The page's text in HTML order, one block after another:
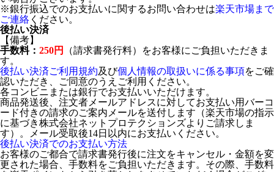
※銀行振込でのお支払いに関するお問い合わせは楽天市場まで
ご連絡 ください。
後払い決済
【備考】
手数料： 250円
（請求書発行料）をお客様にご負担いただきま
す。
後払い決済ご利用規約及び個人情報の取扱いに係る事項をご確
認いただき、ご同意のうえご利用ください。
各コンビニまたは銀行でお支払いいただけます。
商品発送後、注文者メールアドレスに対してお支払い用バーコ
ード付きの請求のご案内メールを送付します（楽天市場の指示
に基づき株式会社ネットプロテクションズよりご請求しま
す）。メール受取後14日以内にお支払いください。
後払い決済でのお支払い方法
お客様のご都合で請求書発行後に注文をキャンセル・金額を変
更された場合、手数料をご負担いただきます。その際、手数料